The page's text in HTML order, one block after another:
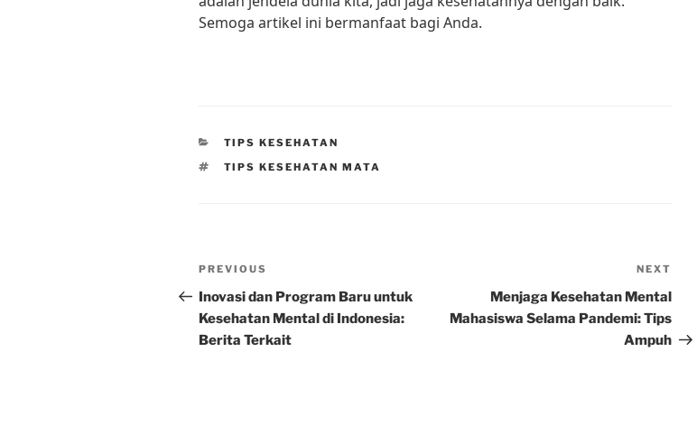
Semoga artikel ini bermanfaat bagi Anda.
CATEGORIES
TIPS KESEHATAN
TAGS
TIPS KESEHATAN MATA
Post
navigation
Previous
Post
PREVIOUS
Inovasi dan Program Baru untuk
Kesehatan Mental di Indonesia:
Berita Terkait
Post
NEXT
Menjaga Kesehatan Mental
Mahasiswa Selama Pandemi: Tips
Ampuh